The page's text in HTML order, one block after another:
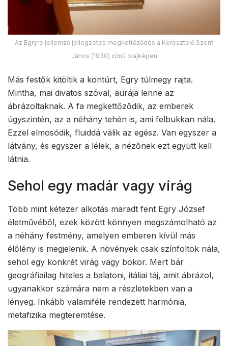
Az Egryre jellemző jellegzetes megkettőződés a Keresztelő Szent
János (1930) című olajképen
Más festők kitöltik a kontúrt, Egry túlmegy rajta.
Mintha, mai divatos szóval, aurája lenne az
ábrázoltaknak. A fa megkettőződik, az emberek
úgyszintén, az a néhány tehén is, ami felbukkan nála.
Ezzel elmosódik, fluiddá válik az egész. Van egyszer a
látvány, és egyszer a lélek, a nézőnek ezt együtt kell
látnia.
Sehol egy madár vagy virág
Több mint kétezer alkotás maradt fent Egry József
életművéből, ezek között könnyen megszámolható az
a néhány festmény, amelyen emberen kívül más
élőlény is megjelenik. A növények csak színfoltok nála,
sehol egy konkrét virág vagy bokor. Mert bár
geográfiailag hiteles a balatoni, itáliai táj, amit ábrázol,
ugyanakkor számára nem a részletekben van a
lényeg. Inkább valamiféle rendezett harmónia,
metafizika megteremtése.